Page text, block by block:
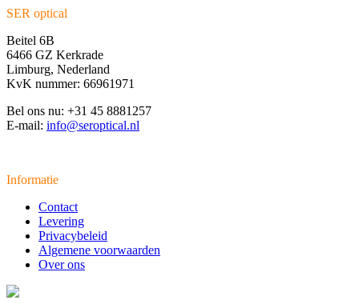
SER optical
Beitel 6B
6466 GZ Kerkrade
Limburg, Nederland
KvK nummer: 66961971
Bel ons nu: +31 45 8881257
E-mail: info@seroptical.nl
Informatie
Contact
Levering
Privacybeleid
Algemene voorwaarden
Over ons